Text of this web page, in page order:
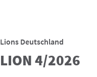
Lions Deutschland
LION 4/2026